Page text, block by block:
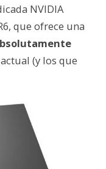
NVIDIA
que ofrece una
(y los que